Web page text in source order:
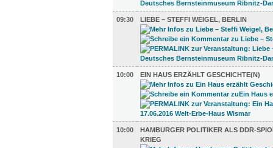
09:30 LIEBE – STEFFI WEIGEL, BERLIN
10:00 EIN HAUS ERZÄHLT GESCHICHTE(N)
10:00
HAMBURGER POLITIKER ALS DDR-
KRIEG